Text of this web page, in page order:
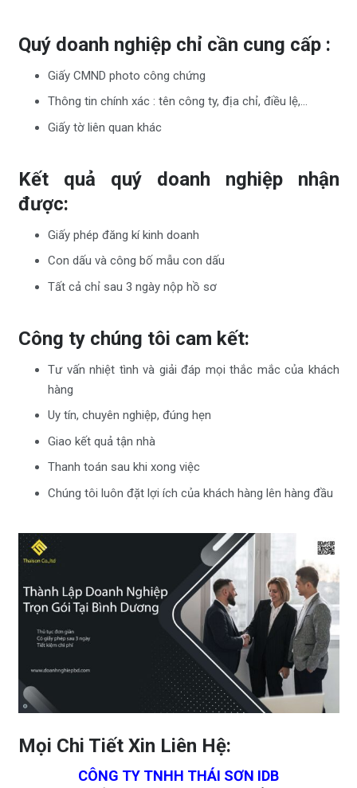
Quý doanh nghiệp chỉ cần cung cấp :
Giấy CMND photo công chứng
Thông tin chính xác : tên công ty, địa chỉ, điều lệ,…
Giấy tờ liên quan khác
Kết quả quý doanh nghiệp nhận
được:
Giấy phép đăng kí kinh doanh
Con dấu và công bố mẫu con dấu
Tất cả chỉ sau 3 ngày nộp hồ sơ
Công ty chúng tôi cam kết:
Tư vấn nhiệt tình và giải đáp mọi thắc mắc của khách
hàng
Uy tín, chuyên nghiệp, đúng hẹn
Giao kết quả tận nhà
Thanh toán sau khi xong việc
Chúng tôi luôn đặt lợi ích của khách hàng lên hàng đầu
Mọi Chi Tiết Xin Liên Hệ:
CÔNG TY TNHH THÁI SƠN IDB